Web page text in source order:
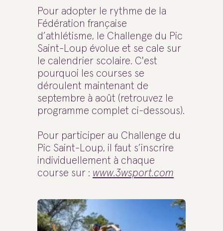
Pour adopter le rythme de la
Fédération française
d’athlétisme, le Challenge du Pic
Saint-Loup évolue et se cale sur
le calendrier scolaire. C'est
pourquoi les courses se
déroulent maintenant de
septembre à août (retrouvez le
programme complet ci-dessous).
Pour participer au Challenge du
Pic Saint-Loup, il faut s’inscrire
individuellement à chaque
course sur : www.3wsport.com